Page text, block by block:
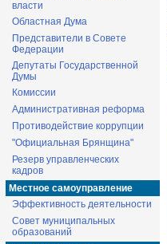
власти
Областная Дума
Представители в Совете
Федерации
Депутаты Государственной
Думы
Комиссии
Административная реформа
Противодействие коррупции
"Официальная Брянщина"
Резерв управленческих
кадров
Местное самоуправление
Эффективность деятельности
Совет муниципальных
образований